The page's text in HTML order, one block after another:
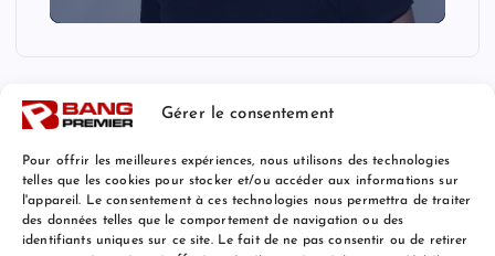
Gérer le consentement
Pour offrir les meilleures expériences, nous utilisons des technologies
telles que les cookies pour stocker et/ou accéder aux informations sur
l'appareil. Le consentement à ces technologies nous permettra de traiter
des données telles que le comportement de navigation ou des
identifiants uniques sur ce site. Le fait de ne pas consentir ou de retirer
Mentions Légales